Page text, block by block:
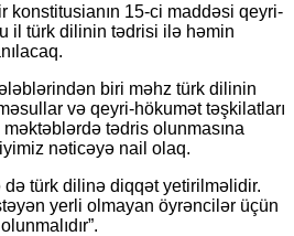
konstitusianın 15-ci maddəsi qeyri-
il türk dilinin tədrisi ilə həmin
biri məhz türk dilinin
və qeyri-hökumət təşkilatları
məktəblərdə tədris olunmasına
nəticəyə nail olaq.
türk dilinə diqqət yetirilməlidir.
yerli olmayan öyrəncilər üçün